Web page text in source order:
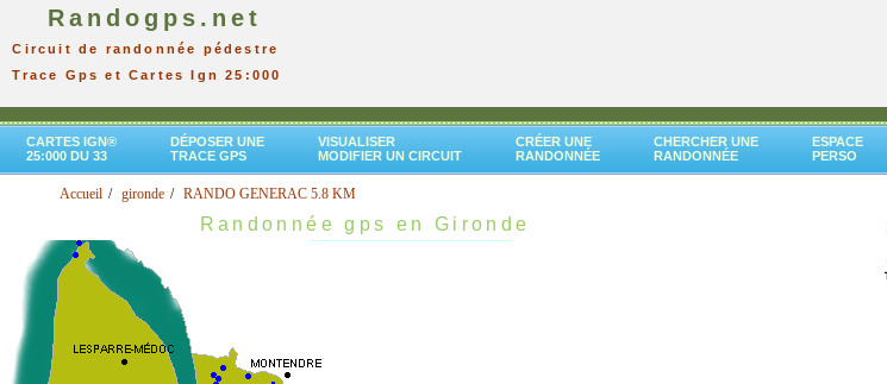
Randogps.net
Circuit de randonnée pédestre
Trace Gps et Cartes Ign 25:000
CARTES IGN®
25:000 DU 33
DÉPOSER UNE
TRACE GPS
VISUALISER
MODIFIER UN CIRCUIT
CRÉER UNE
RANDONNÉE
CHERCHER UNE
RANDONNÉE
ESPACE
PERSO
Accueil gironde RANDO GENERAC 5.8 KM
Randonnée gps en Gironde